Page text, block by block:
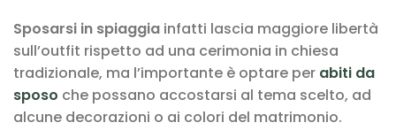
Sposarsi in spiaggia infatti lascia maggiore libertà
sull’outfit rispetto ad una cerimonia in chiesa
tradizionale, ma l’importante è optare per abiti da
sposo che possano accostarsi al tema scelto, ad
alcune decorazioni o ai colori del matrimonio.